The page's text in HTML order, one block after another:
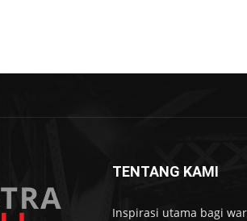
TENTANG KAMI
Inspirasi utama bagi